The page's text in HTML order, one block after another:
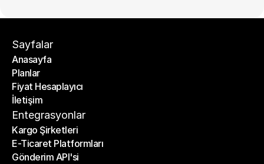
Sayfalar
Anasayfa
Anasayfa
Planlar
Planlar
Fiyat Hesaplayıcı
Fiyat Hesaplayıcı
İletişim
İletişim
Entegrasyonlar
Kargo Şirketleri
Kargo Şirketleri
E-Ticaret Platformları
E-Ticaret Platformları
Gönderim API'si